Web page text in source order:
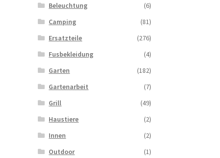
Beleuchtung
(6)
Camping
(81)
Ersatzteile
(276)
Fusbekleidung
(4)
Garten
(182)
Gartenarbeit
(7)
Grill
(49)
Haustiere
(2)
Innen
(2)
Outdoor
(1)